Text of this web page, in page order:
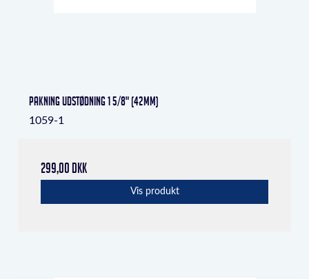
Pakning udstødning 1 5/8" (42mm)
1059-1
299,00 DKK
Vis produkt